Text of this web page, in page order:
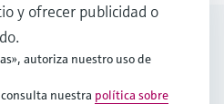
y ofrecer publicidad o
autoriza nuestro uso de
nuestra política sobre